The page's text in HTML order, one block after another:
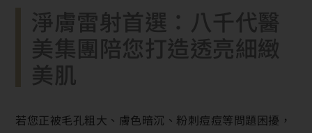
淨膚雷射首選：八千代醫
美集團陪您打造透亮細緻
美肌
若您正被毛孔粗大、膚色暗沉、粉刺痘痘等問題困擾，